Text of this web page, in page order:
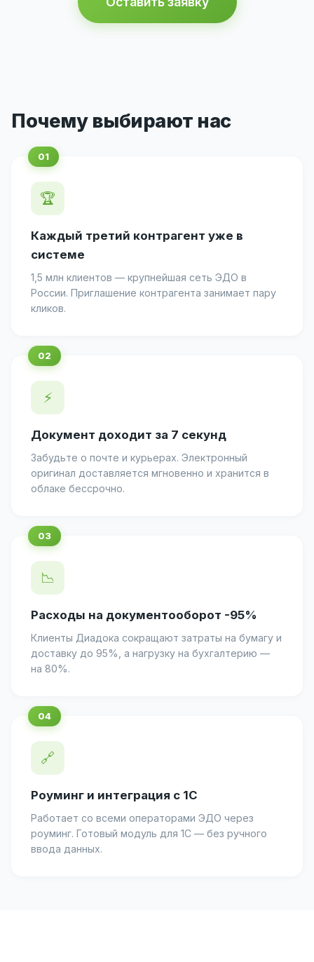
Почему выбирают нас
🏆
Каждый третий контрагент уже в
системе
1,5 млн клиентов — крупнейшая сеть ЭДО в
России. Приглашение контрагента занимает пару
кликов.
⚡
Документ доходит за 7 секунд
Забудьте о почте и курьерах. Электронный
оригинал доставляется мгновенно и хранится в
облаке бессрочно.
📉
Расходы на документооборот -95%
Клиенты Диадока сокращают затраты на бумагу и
доставку до 95%, а нагрузку на бухгалтерию —
на 80%.
🔗
Роуминг и интеграция с 1С
Работает со всеми операторами ЭДО через
роуминг. Готовый модуль для 1С — без ручного
ввода данных.